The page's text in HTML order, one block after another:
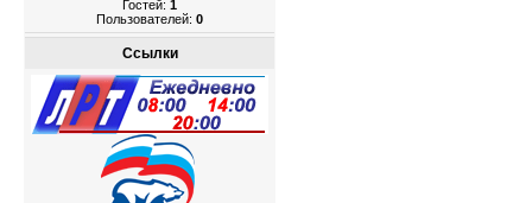
Гостей: 1
Пользователей: 0
Ссылки